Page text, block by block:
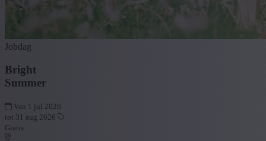
Jobdag
Bright
Summer
Van 1 jul 2026
tot 31 aug 2026
Gratis